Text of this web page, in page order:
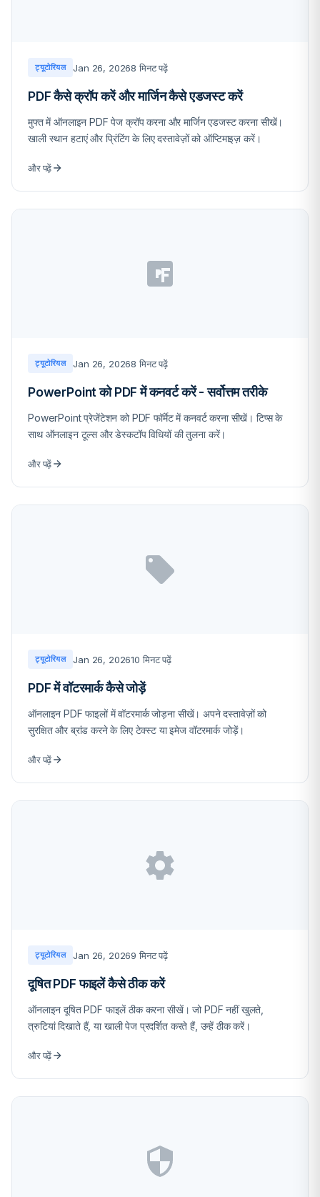
ट्यूटोरियल Jan 26, 20268 मिनट पढ़ें
PDF कैसे क्रॉप करें और मार्जिन कैसे एडजस्ट करें
मुफ्त में ऑनलाइन PDF पेज क्रॉप करना और मार्जिन एडजस्ट करना सीखें।
खाली स्थान हटाएं और प्रिंटिंग के लिए दस्तावेज़ों को ऑप्टिमाइज़ करें।
और पढ़ें
ट्यूटोरियल Jan 26, 20268 मिनट पढ़ें
PowerPoint को PDF में कनवर्ट करें - सर्वोत्तम तरीके
PowerPoint प्रेजेंटेशन को PDF फॉर्मेट में कनवर्ट करना सीखें। टिप्स के
साथ ऑनलाइन टूल्स और डेस्कटॉप विधियों की तुलना करें।
और पढ़ें
ट्यूटोरियल Jan 26, 202610 मिनट पढ़ें
PDF में वॉटरमार्क कैसे जोड़ें
ऑनलाइन PDF फाइलों में वॉटरमार्क जोड़ना सीखें। अपने दस्तावेज़ों को
सुरक्षित और ब्रांड करने के लिए टेक्स्ट या इमेज वॉटरमार्क जोड़ें।
और पढ़ें
ट्यूटोरियल Jan 26, 20269 मिनट पढ़ें
दूषित PDF फाइलें कैसे ठीक करें
ऑनलाइन दूषित PDF फाइलें ठीक करना सीखें। जो PDF नहीं खुलते,
त्रुटियां दिखाते हैं, या खाली पेज प्रदर्शित करते हैं, उन्हें ठीक करें।
और पढ़ें